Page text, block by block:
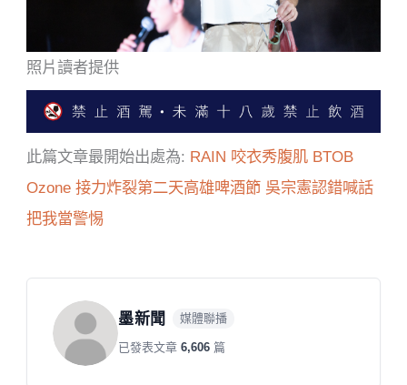
照片讀者提供
此篇文章最開始出處為: RAIN 咬衣秀腹肌 BTOB
Ozone 接力炸裂第二天高雄啤酒節 吳宗憲認錯喊話
把我當警惕
墨新聞 媒體聯播
已發表文章6,606 篇